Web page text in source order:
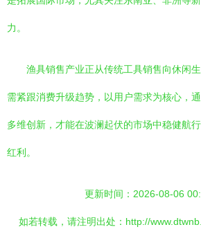
力。
渔具销售产业正从传统工具销售向休闲
需紧跟消费升级趋势，以用户需求为核心，
多维创新，才能在波澜起伏的市场中稳健航
红利。
更新时间：2026-08-06
如若转载，请注明出处：http://